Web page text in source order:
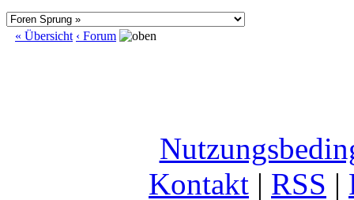
« Übersicht ‹ Forum
Kontakt | RSS |